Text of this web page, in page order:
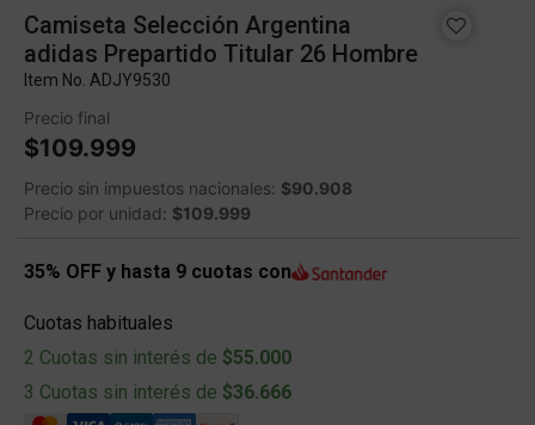
Camiseta Selección Argentina
adidas Prepartido Titular 26 Hombre
Item No. ADJY9530
Precio final
$109.999
Precio sin impuestos nacionales: $90.908
Precio por unidad: $109.999
35% OFF y hasta 9 cuotas con
Cuotas habituales
2 Cuotas sin interés de $55.000
3 Cuotas sin interés de $36.666